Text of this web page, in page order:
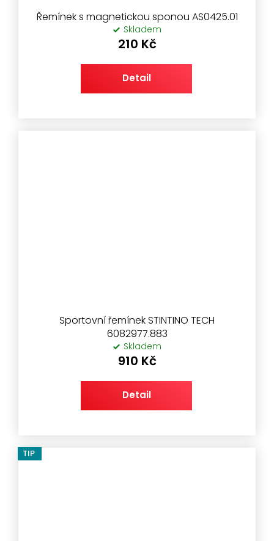
Řemínek s magnetickou sponou AS0425.01
Skladem
210 Kč
Detail
Sportovní řemínek STINTINO TECH
6082977.883
Skladem
910 Kč
Detail
TIP